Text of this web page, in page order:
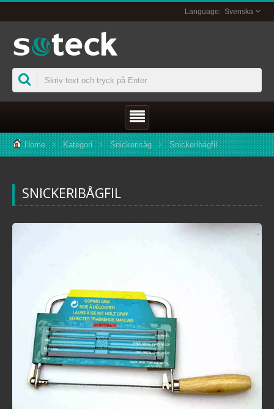
Svenska
Home Kategori Snickerisåg Snickeribågfil
SNICKERIBÅGFIL